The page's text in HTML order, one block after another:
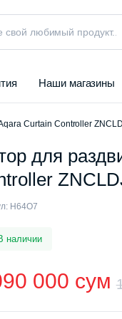
Наши магазины
Curtain Controller
для
H64O7
наличии
000 сум